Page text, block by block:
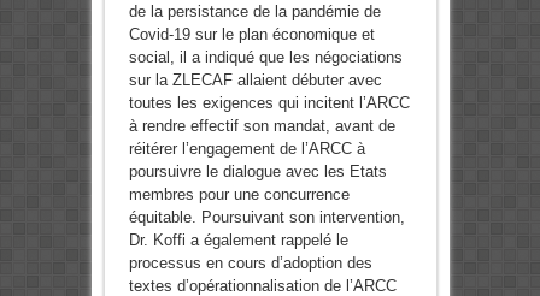
de la persistance de la pandémie de
Covid-19 sur le plan économique et
social, il a indiqué que les négociations
sur la ZLECAF allaient débuter avec
toutes les exigences qui incitent l’ARCC
à rendre effectif son mandat, avant de
réitérer l’engagement de l’ARCC à
poursuivre le dialogue avec les Etats
membres pour une concurrence
équitable. Poursuivant son intervention,
Dr. Koffi a également rappelé le
processus en cours d’adoption des
textes d’opérationnalisation de l’ARCC